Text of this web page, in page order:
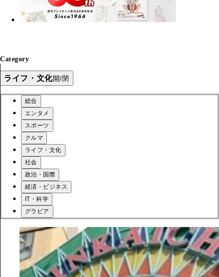
Category
ライフ・文化開/閉
総合
エンタメ
スポーツ
クルマ
ライフ・文化
社会
政治・国際
経済・ビジネス
IT・科学
グラビア